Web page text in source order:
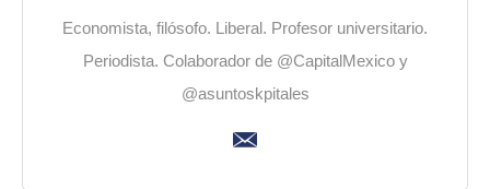
Economista, filósofo. Liberal. Profesor universitario.
Periodista. Colaborador de @CapitalMexico y
@asuntoskpitales